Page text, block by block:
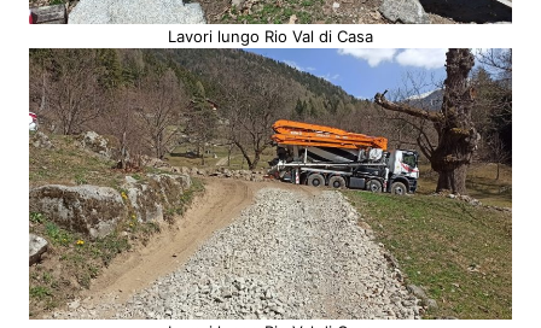
Lavori lungo Rio Val di Casa